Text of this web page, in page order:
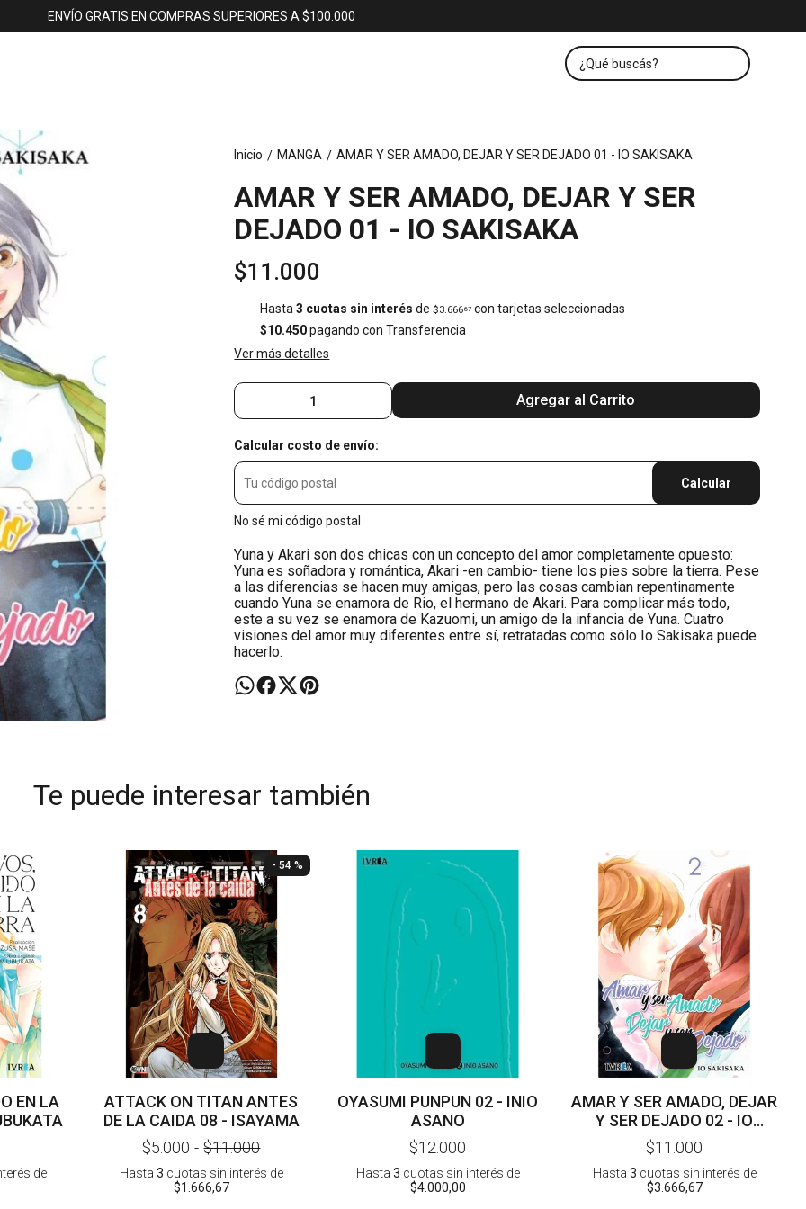
ENVÍO GRATIS EN COMPRAS SUPERIORES A $100.000
Inicio / MANGA / AMAR Y SER AMADO, DEJAR Y SER DEJADO 01 - IO SAKISAKA
AMAR Y SER AMADO, DEJAR Y SER
DEJADO 01 - IO SAKISAKA
$11.000
Hasta3 cuotas sin interés de$3.66667 con tarjetas seleccionadas
$10.450pagando con Transferencia
Ver más detalles
Agregar al Carrito
Calcular costo de envío:
Calcular
No sé mi código postal
Yuna y Akari son dos chicas con un concepto del amor completamente opuesto:
Yuna es soñadora y romántica, Akari -en cambio- tiene los pies sobre la tierra. Pese
a las diferencias se hacen muy amigas, pero las cosas cambian repentinamente
cuando Yuna se enamora de Rio, el hermano de Akari. Para complicar más todo,
este a su vez se enamora de Kazuomi, un amigo de la infancia de Yuna. Cuatro
visiones del amor muy diferentes entre sí, retratadas como sólo Io Sakisaka puede
hacerlo.
Te puede interesar también
EN LA
de
- 54 %
ATTACK ON TITAN ANTES
DE LA CAIDA 08 - ISAYAMA
$5.000 - $11.000
Hasta 3 cuotas sin interés de
$1.666,67
OYASUMI PUNPUN 02 - INIO
ASANO
$12.000
Hasta 3 cuotas sin interés de
$4.000,00
AMAR Y SER AMADO, DEJAR
Y SER DEJADO 02 - IO
SAKISAKA
$11.000
Hasta 3 cuotas sin interés de
$3.666,67